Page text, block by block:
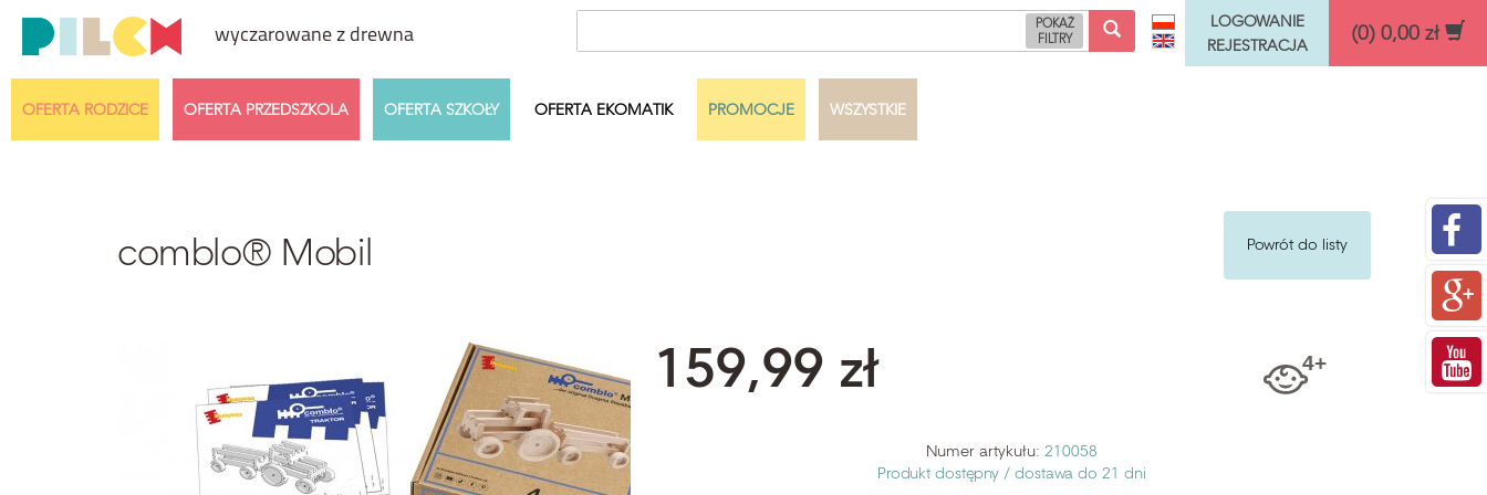
LOGOWANIE
REJESTRACJA
(0) 0,00 zł
POKAŻ
FILTRY
wyczarowane z drewna
Przedział cenowy Wiek dziecka Autor
OFERTA RODZICE OFERTA PRZEDSZKOLA OFERTA SZKOŁY OFERTA EKOMATIK PROMOCJE WSZYSTKIE
comblo® Mobil Powrót do listy
159,99 zł
Numer artykułu:210058
Produkt dostępny /dostawa do 21 dni